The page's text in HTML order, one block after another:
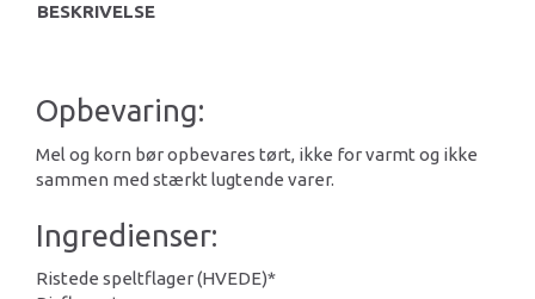
BESKRIVELSE
Opbevaring:
Mel og korn bør opbevares tørt, ikke for varmt og ikke
sammen med stærkt lugtende varer.
Ingredienser:
Ristede speltflager (HVEDE)*